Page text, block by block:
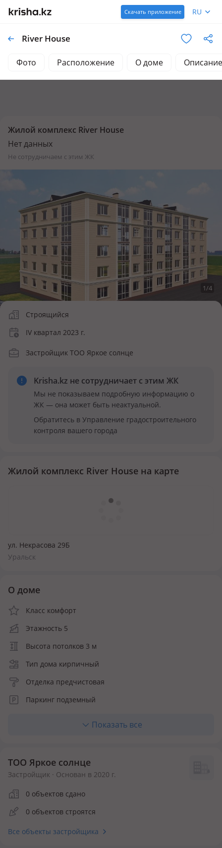
Скачать приложение RU
River House
Фото Расположение О доме Описание
Жилой комплекс River House
Нет данных
не сотрудничаем с этим ЖК
1/4
Строящийся
IV квартал 2023 г.
Застройщик ТОО Яркое солнце
Krisha.kz не сотрудничает с этим ЖК
Мы не показываем подробную информацию о
ЖК — она может быть неактуальной.
Обратитесь в Управление градостроительного
контроля вашего города
Жилой комплекс River House на карте
ул. Некрасова 29Б
Уральск
О доме
Класс комфорт
Этажность 5
Высота потолков 3 м
Тип дома кирпичный
Отделка предчистовая
Паркинг подземный
Количество квартир 58
Инфраструктура внутри ЖК
Детская площадка
Показать все
ТОО Яркое солнце
Застройщик · Основан в 2020 г.
0 объектов сдано
0 объектов строятся
Все объекты застройщика